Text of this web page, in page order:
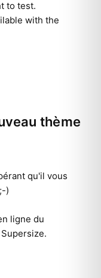
to test.
with the
thème
qu'il vous
)
ligne du